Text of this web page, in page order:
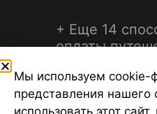
+ Еще 14
оплаты
Мы используем cookie-
представления нашего
использовать этот